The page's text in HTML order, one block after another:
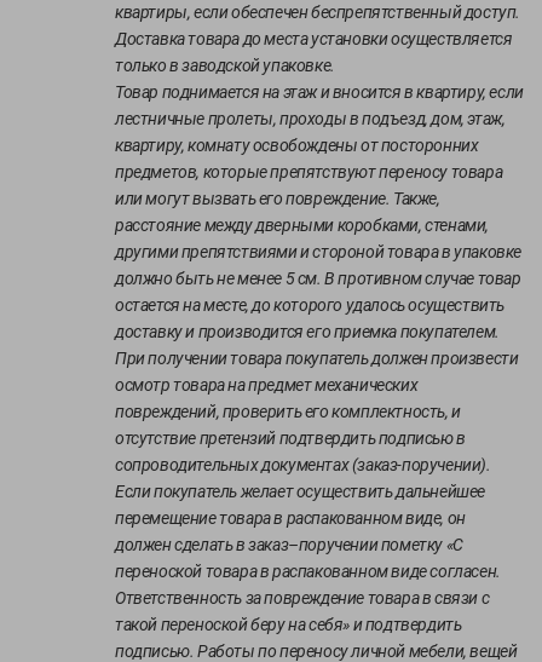
квартиры, если обеспечен беспрепятственный доступ.
Доставка товара до места установки осуществляется
только в заводской упаковке.
Товар поднимается на этаж и вносится в квартиру, если
лестничные пролеты, проходы в подъезд, дом, этаж,
квартиру, комнату освобождены от посторонних
предметов, которые препятствуют переносу товара
или могут вызвать его повреждение. Также,
расстояние между дверными коробками, стенами,
другими препятствиями и стороной товара в упаковке
должно быть не менее 5 см. В противном случае товар
остается на месте, до которого удалось осуществить
доставку и производится его приемка покупателем.
При получении товара покупатель должен произвести
осмотр товара на предмет механических
повреждений, проверить его комплектность, и
отсутствие претензий подтвердить подписью в
сопроводительных документах (заказ-поручении).
Если покупатель желает осуществить дальнейшее
перемещение товара в распакованном виде, он
должен сделать в заказ–поручении пометку «С
переноской товара в распакованном виде согласен.
Ответственность за повреждение товара в связи с
такой переноской беру на себя» и подтвердить
подписью. Работы по переносу личной мебели, вещей